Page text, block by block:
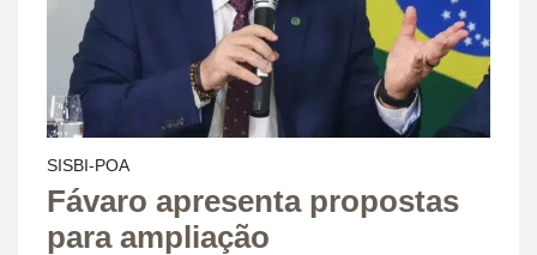
SISBI-POA
Fávaro apresenta propostas
para ampliação